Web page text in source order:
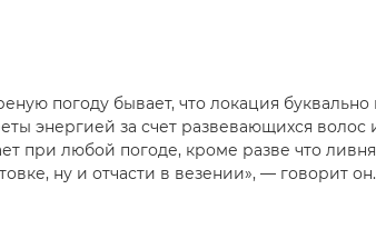
погоду бывает, что локация
энергией за счет развевающихся
при любой погоде, кроме разве что
ну и отчасти в везении», — говорит он.